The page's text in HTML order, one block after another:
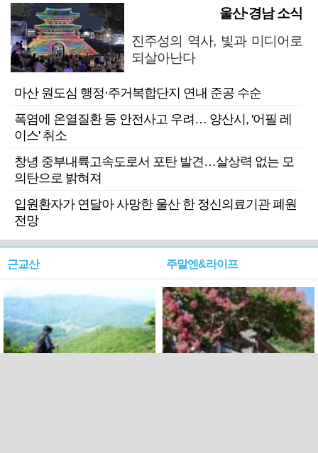
울산·경남 소식
진주성의 역사, 빛과 미디어로
되살아난다
마산 원도심 행정·주거복합단지 연내 준공 수순
폭염에 온열질환 등 안전사고 우려… 양산시, '어필 레
이스' 취소
창녕 중부내륙고속도로서 포탄 발견…살상력 없는 모
의탄으로 밝혀져
입원환자가 연달아 사망한 울산 한 정신의료기관 폐원
전망
근교산 주말엔&라이프